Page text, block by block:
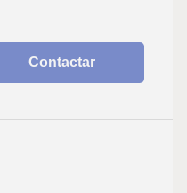
Contactar